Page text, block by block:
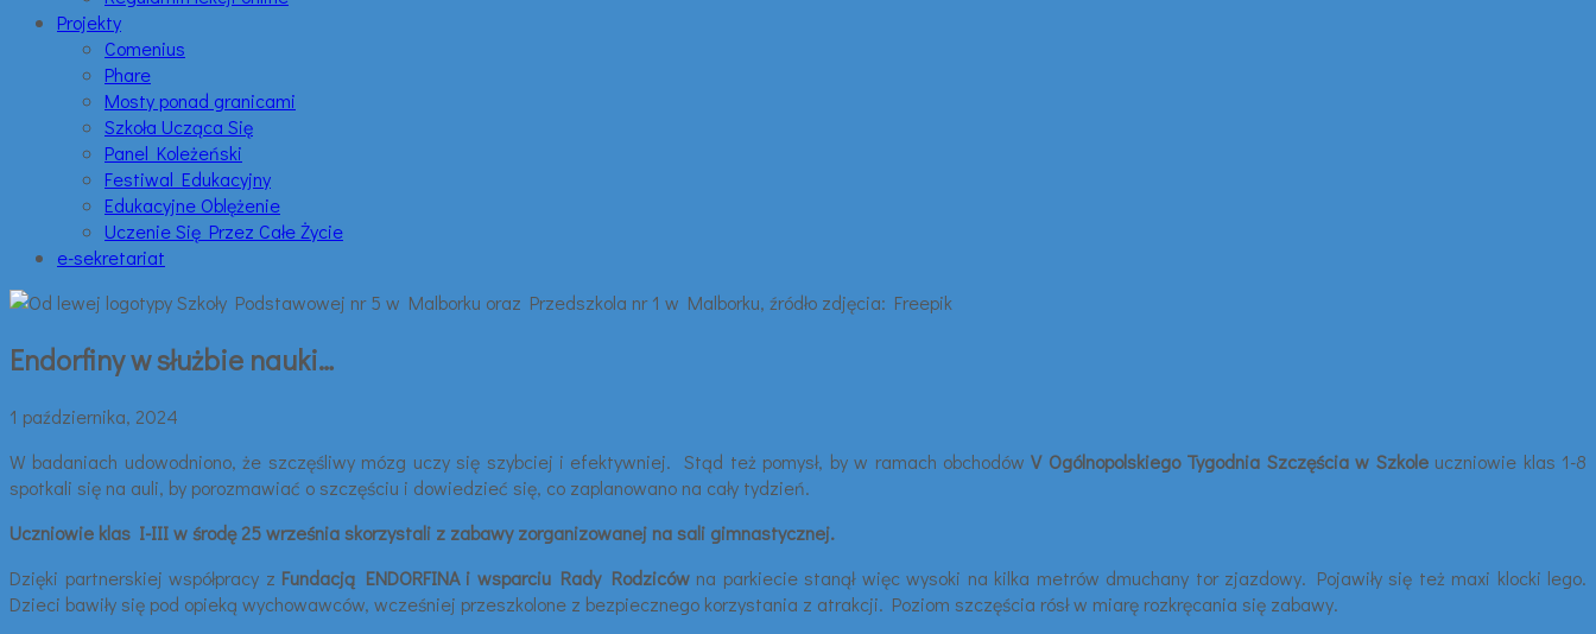
Projekty
Comenius
Phare
Mosty ponad granicami
Szkoła Ucząca Się
Panel Koleżeński
Festiwal Edukacyjny
Edukacyjne Oblężenie
Uczenie Się Przez Całe Życie
e-sekretariat
Endorfiny w służbie nauki…
1 października, 2024
W badaniach udowodniono, że szczęśliwy mózg uczy się szybciej i efektywniej. Stąd też pomysł, by w ramach obchodówV Ogólnopolskiego Tygodnia Szczęścia w Szkoleuczniowie klas 1-8
spotkali się na auli, by porozmawiać o szczęściu i dowiedzieć się, co zaplanowano na cały tydzień.
Uczniowie klas I-III w środę 25 września skorzystali z zabawy zorganizowanej na sali gimnastycznej.
Dzięki partnerskiej współpracy z Fundacją ENDORFINA i wsparciu Rady Rodzicówna parkiecie stanął więc wysoki na kilka metrów dmuchany tor zjazdowy. Pojawiły się też maxi klocki lego.
Dzieci bawiły się pod opieką wychowawców, wcześniej przeszkolone z bezpiecznego korzystania z atrakcji. Poziom szczęścia rósł w miarę rozkręcania się zabawy.